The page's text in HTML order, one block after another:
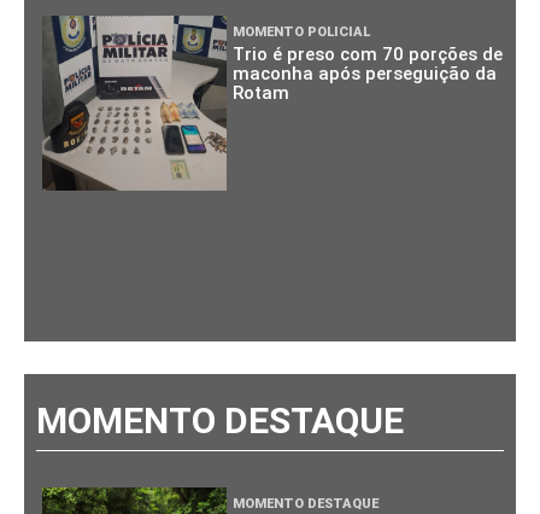
MOMENTO POLICIAL
Trio é preso com 70 porções de
maconha após perseguição da
Rotam
MOMENTO DESTAQUE
MOMENTO DESTAQUE